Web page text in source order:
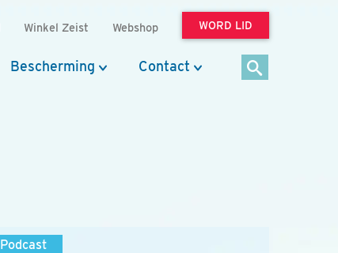
Winkel Zeist Webshop WORD LID
Bescherming Contact
Podcast